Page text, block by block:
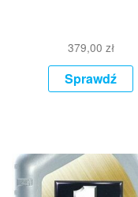
379,00 zł
Sprawdź